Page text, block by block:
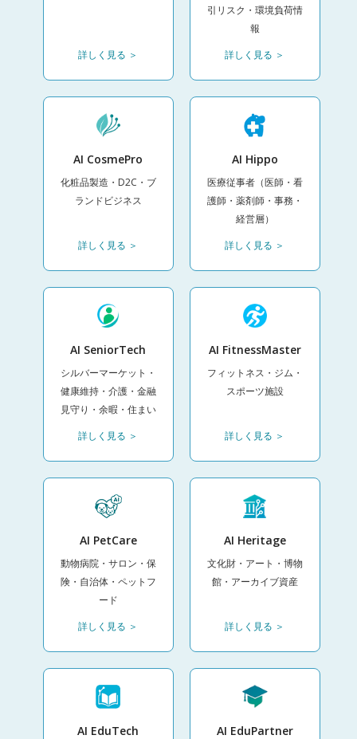
詳しく見る ＞
引リスク・環境負荷情
報
詳しく見る ＞
AI CosmePro
化粧品製造・D2C・ブ
ランドビジネス
詳しく見る ＞
AI Hippo
医療従事者（医師・看
護師・薬剤師・事務・
経営層）
詳しく見る ＞
AI SeniorTech
シルバーマーケット・
健康維持・介護・金融
見守り・余暇・住まい
詳しく見る ＞
AI FitnessMaster
フィットネス・ジム・
スポーツ施設
詳しく見る ＞
AI PetCare
動物病院・サロン・保
険・自治体・ペットフ
ード
詳しく見る ＞
AI Heritage
文化財・アート・博物
館・アーカイブ資産
詳しく見る ＞
AI EduTech AI EduPartner